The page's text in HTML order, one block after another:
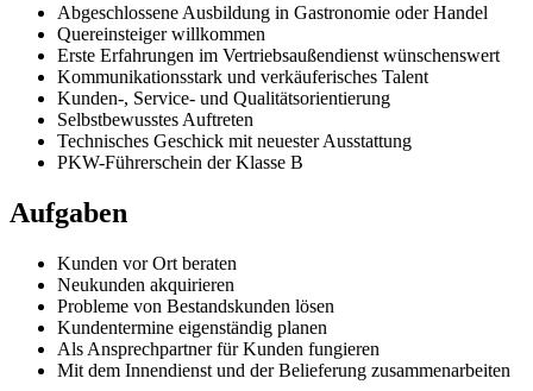
Abgeschlossene Ausbildung in Gastronomie oder Handel
Quereinsteiger willkommen
Erste Erfahrungen im Vertriebsaußendienst wünschenswert
Kommunikationsstark und verkäuferisches Talent
Kunden-, Service- und Qualitätsorientierung
Selbstbewusstes Auftreten
Technisches Geschick mit neuester Ausstattung
PKW-Führerschein der Klasse B
Aufgaben
Kunden vor Ort beraten
Neukunden akquirieren
Probleme von Bestandskunden lösen
Kundentermine eigenständig planen
Als Ansprechpartner für Kunden fungieren
Mit dem Innendienst und der Belieferung zusammenarbeiten